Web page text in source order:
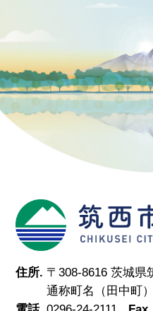
住所. 〒308-8616 茨城県
通称町名（田中町）